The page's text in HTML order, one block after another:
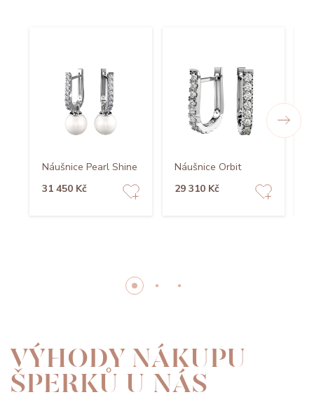
Náušnice Pearl Shine
31 450 Kč
Náušnice Orbit
29 310 Kč
VÝHODY NÁKUPU
ŠPERKŮ U NÁS